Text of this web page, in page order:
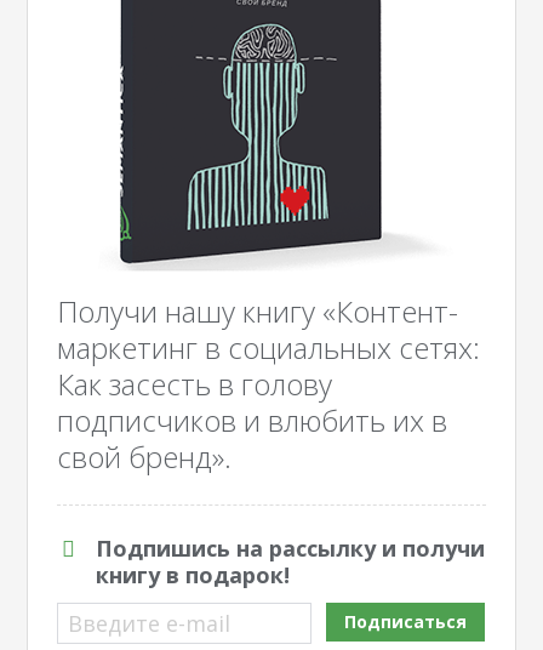
Получи нашу книгу «Контент-
маркетинг в социальных сетях:
Как засесть в голову
подписчиков и влюбить их в
свой бренд».
Подпишись на рассылку и получи
книгу в подарок!
Введите e-mail
Подписаться